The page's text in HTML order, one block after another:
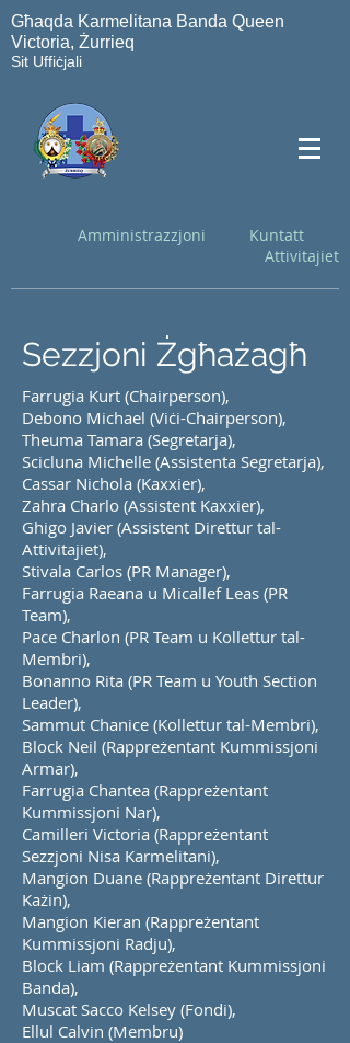
Għaqda Karmelitana Banda Queen
Victoria, Żurrieq
Sit Uffiċjali
Amministrazzjoni
Kuntatt
Attivitajiet
Sezzjoni Żgħażagħ
Farrugia Kurt (Chairperson),
Debono Michael (Viċi-Chairperson),
Theuma Tamara (Segretarja),
Scicluna Michelle (Assistenta Segretarja),
Cassar Nichola (Kaxxier),
Zahra Charlo (Assistent Kaxxier),
Ghigo Javier (Assistent Direttur tal-
Attivitajiet),
Stivala Carlos (PR Manager),
Farrugia Raeana u Micallef Leas (PR
Team),
Pace Charlon (PR Team u Kollettur tal-
Membri),
Bonanno Rita (PR Team u Youth Section
Leader),
Sammut Chanice (Kollettur tal-Membri),
Block Neil (Rappreżentant Kummissjoni
Armar),
Farrugia Chantea (Rappreżentant
Kummissjoni Nar),
Camilleri Victoria (Rappreżentant
Sezzjoni Nisa Karmelitani),
Mangion Duane (Rappreżentant Direttur
Każin),
Mangion Kieran (Rappreżentant
Kummissjoni Radju),
Block Liam (Rappreżentant Kummissjoni
Banda),
Muscat Sacco Kelsey (Fondi),
Ellul Calvin (Membru)